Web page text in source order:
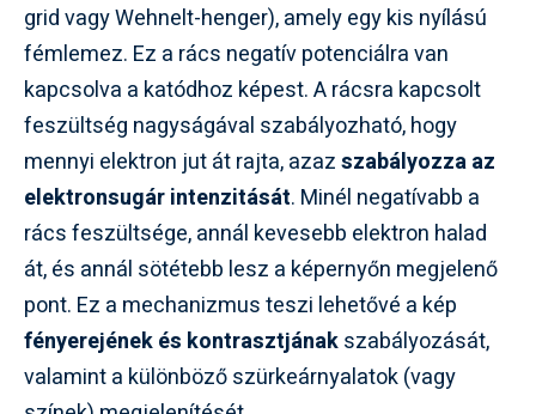
grid vagy Wehnelt-henger), amely egy kis nyílású
fémlemez. Ez a rács negatív potenciálra van
kapcsolva a katódhoz képest. A rácsra kapcsolt
feszültség nagyságával szabályozható, hogy
mennyi elektron jut át rajta, azazszabályozza az
elektronsugár intenzitását. Minél negatívabb a
rács feszültsége, annál kevesebb elektron halad
át, és annál sötétebb lesz a képernyőn megjelenő
pont. Ez a mechanizmus teszi lehetővé a kép
fényerejének és kontrasztjánakszabályozását,
valamint a különböző szürkeárnyalatok (vagy